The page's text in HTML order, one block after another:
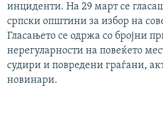
инциденти. На 29 март се
српски општини за избор на
Гласањето се одржа со бројни
нерегуларности на повеќето
судири и повредени граѓани,
новинари.